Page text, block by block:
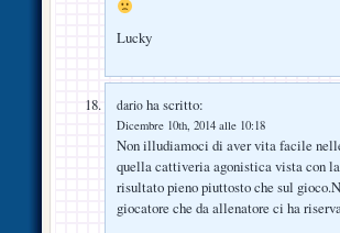
Lucky
dario ha scritto:
Dicembre 10th, 2014 alle 10:18
Non illudiamoci di aver vita facile
quella cattiveria agonistica vista con
risultato pieno piuttosto che sul
giocatore che da allenatore ci ha